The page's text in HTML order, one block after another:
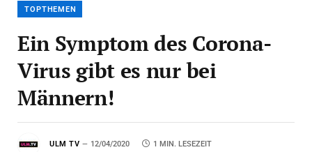
TOPTHEMEN
Ein Symptom des Corona-
Virus gibt es nur bei
Männern!
ULM TV 12/04/2020 1 MIN. LESEZEIT